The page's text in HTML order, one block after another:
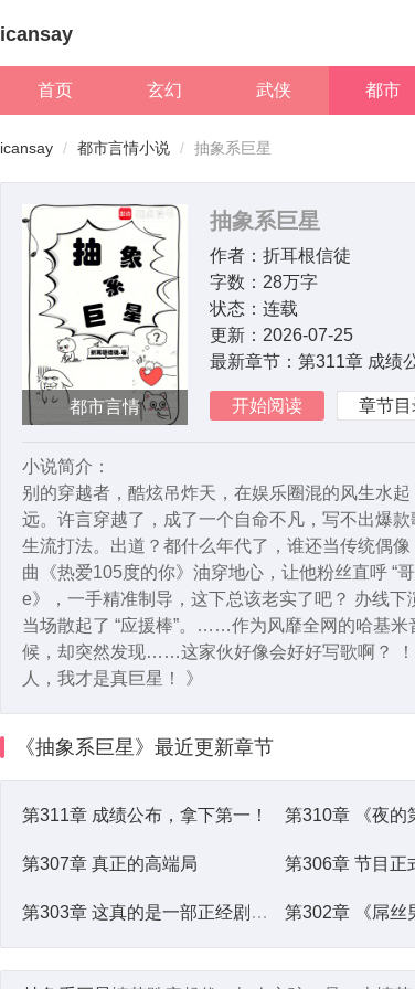
icansay
首页 玄幻 武侠 都市
icansay 都市言情小说 抽象系巨星
都市言情
抽象系巨星
作者： 折耳根信徒
字数： 28万字
状态： 连载
更新： 2026-07-25
最新章节： 第311章 成绩
开始阅读 章节目
小说简介：
别的穿越者，酷炫吊炸天，在娱乐圈混的风生水
远。许言穿越了，成了一个自命不凡，写不出爆
生流打法。出道？都什么年代了，谁还当传统偶
曲《热爱105度的你》油穿地心，让他粉丝直呼 “
e》，一手精准制导，这下总该老实了吧？ 办线
当场散起了 “应援棒”。……作为风靡全网的哈基
候，却突然发现……这家伙好像会好好写歌啊？
人，我才是真巨星！ 》
《抽象系巨星》 最近更新章节
第311章 成绩公布，拿下第一！ 第310章 《夜的
第307章 真正的高端局 第306章 节目正
第303章 这真的是一部正经剧吗？